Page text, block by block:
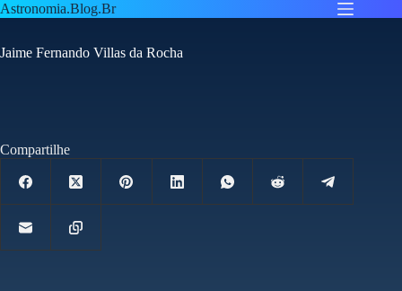
Pular
para
conteúdo
Astronomia.Blog.Br
Jaime Fernando Villas da Rocha
Compartilhe